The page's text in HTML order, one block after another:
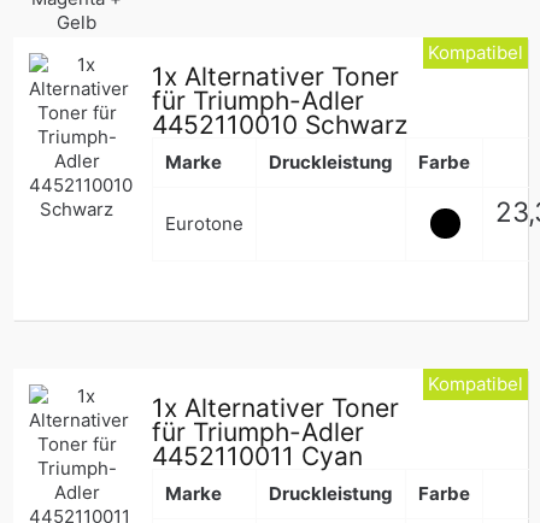
1x Alternativer Toner
für Triumph-Adler
4452110010 Schwarz
Marke Druckleistung Farbe
Eurotone
Kompatibel
1x Alternativer Toner
für Triumph-Adler
4452110011 Cyan
Marke Druckleistung Farbe
Kompatibel